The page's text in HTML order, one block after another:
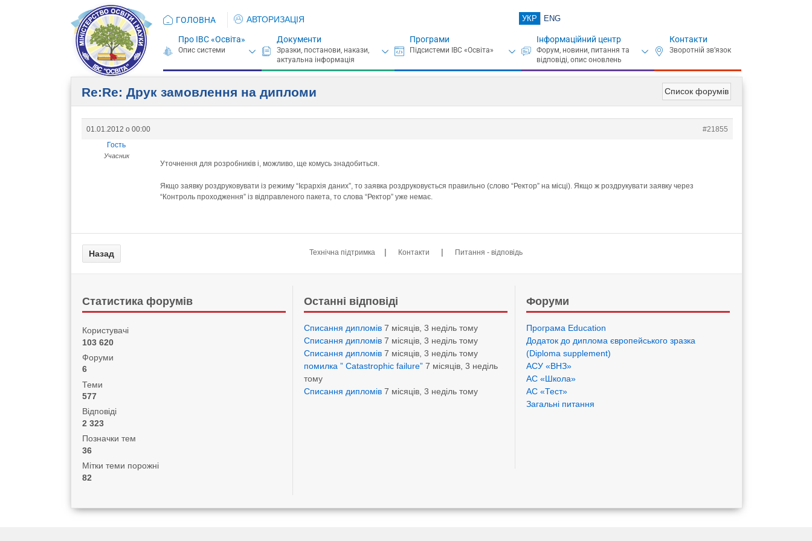
ГОЛОВНА АВТОРИЗАЦІЯ УКР ENG
Про ІВС «Освіта» Документи Програми Інформаційний центр Контакти
Список форумів
Re:Re: Друк замовлення на дипломи
01.01.2012 о 00:00
#21855
Гость
Учасник
Уточнення для розробників і, можливо, ще комусь знадобиться.
Якщо заявку роздруковувати із режиму “Ієрархія даних”, то заявка роздруковується правильно (слово “Ректор” на місці). Якщо ж роздрукувати заявку через
“Контроль проходження” із відправленого пакета, то слова “Ректор” уже немає.
Технічна підтримка | Контакти | Питання - відповідь
Статистика форумів
Користувачі
103 620
Форуми
6
Теми
577
Відповіді
2 323
Позначки тем
36
Мітки теми порожні
82
Останні відповіді
Списання дипломів 7 місяців, 3 неділь тому
Списання дипломів 7 місяців, 3 неділь тому
Списання дипломів 7 місяців, 3 неділь тому
помилка ” Catastrophic failure” 7 місяців, 3 неділь
тому
Списання дипломів 7 місяців, 3 неділь тому
Форуми
Програма Eduсation
Додаток до диплома європейського зразка
(Diploma supplement)
АСУ «ВНЗ»
АС «Школа»
АС «Тест»
Загальні питання